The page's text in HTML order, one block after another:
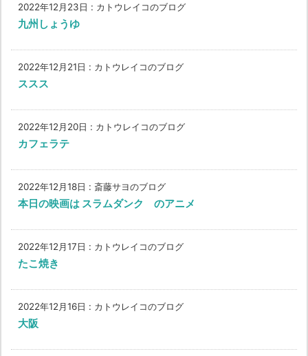
2022年12月23日 : カトウレイコのブログ
九州しょうゆ
2022年12月21日 : カトウレイコのブログ
ススス
2022年12月20日 : カトウレイコのブログ
カフェラテ
2022年12月18日 : 斎藤サヨのブログ
本日の映画は スラムダンク のアニメ
2022年12月17日 : カトウレイコのブログ
たこ焼き
2022年12月16日 : カトウレイコのブログ
大阪